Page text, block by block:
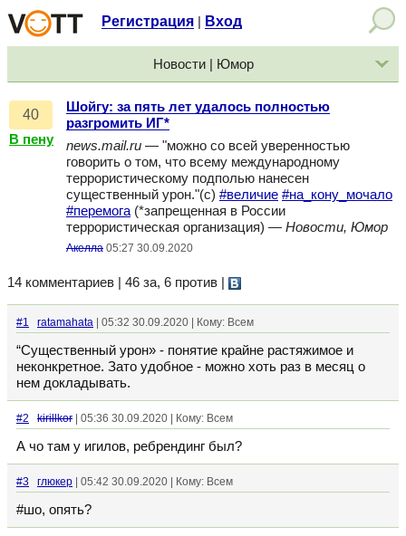
Регистрация Вход
Новости | Юмор
40
В пену
Шойгу: за пять лет удалось полностью
разгромить ИГ*
news.mail.ru — "можно со всей уверенностью
говорить о том, что всему международному
террористическому подполью нанесен
существенный урон."(с) #величие #на_кону_мочало
#перемога (*запрещенная в России
террористическая организация) — Новости, Юмор
Акелла 05:27 30.09.2020
14 комментариев | 46 за, 6 против
#1 ratamahata | 05:32 30.09.2020 | Кому: Всем
“Существенный урон» - понятие крайне растяжимое и
неконкретное. Зато удобное - можно хоть раз в месяц о
нем докладывать.
#2 kirillkor | 05:36 30.09.2020 | Кому: Всем
А чо там у игилов, ребрендинг был?
#3 глюкер | 05:42 30.09.2020 | Кому: Всем
#шо, опять?